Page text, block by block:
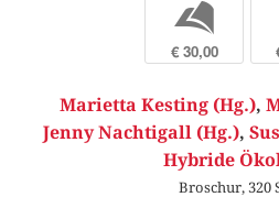
b
€ 30,00
Marietta Kesting (Hg.),
Jenny Nachtigall (Hg.),
Hybride
Broschur, 320